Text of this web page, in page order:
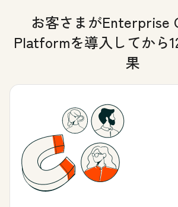
お客さまがEnterprise
Platformを導入してから
果